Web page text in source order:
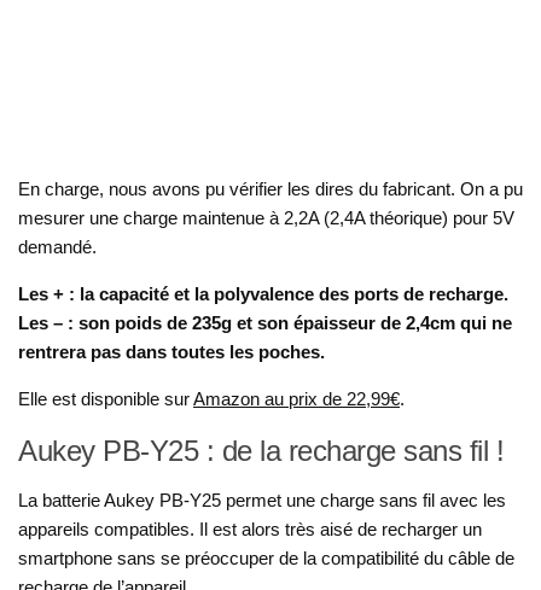
En charge, nous avons pu vérifier les dires du fabricant. On a pu
mesurer une charge maintenue à 2,2A (2,4A théorique) pour 5V
demandé.
Les + : la capacité et la polyvalence des ports de recharge.
Les – : son poids de 235g et son épaisseur de 2,4cm qui ne
rentrera pas dans toutes les poches.
Elle est disponible surAmazon au prix de 22,99€.
Aukey PB-Y25 : de la recharge sans fil !
La batterie Aukey PB-Y25 permet une charge sans fil avec les
appareils compatibles. Il est alors très aisé de recharger un
smartphone sans se préoccuper de la compatibilité du câble de